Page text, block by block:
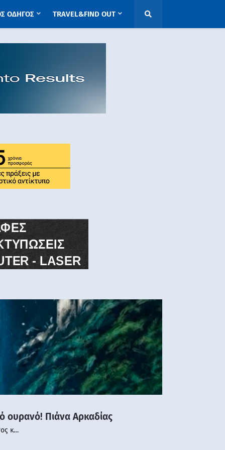
ΟΔΗΓΟΣ TRAVEL&FIND OUT
ουρανό! Πιάνα Αρκαδίας
κ…